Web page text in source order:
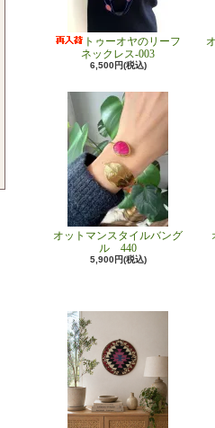
トゥーオヤのリーフ
ネックレス-003
6,500円(税込)
オットマンスタイルバング
ル 440
5,900円(税込)